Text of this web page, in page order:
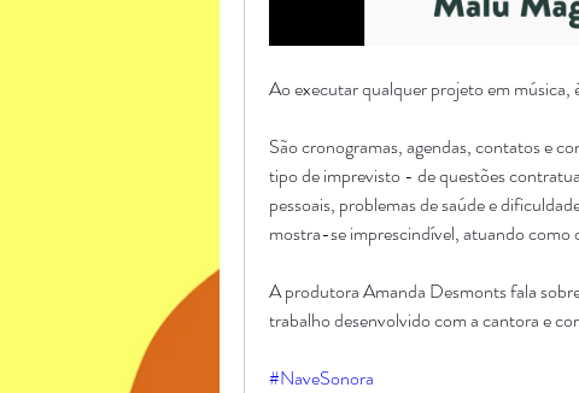
Ao executar qualquer projeto em
São cronogramas, agendas, contatos e
tipo de imprevisto - de questões
pessoais, problemas de saúde e
mostra-se imprescindível, atuando como
A produtora Amanda Desmonts fala
trabalho desenvolvido com a cantora e
#NaveSonora